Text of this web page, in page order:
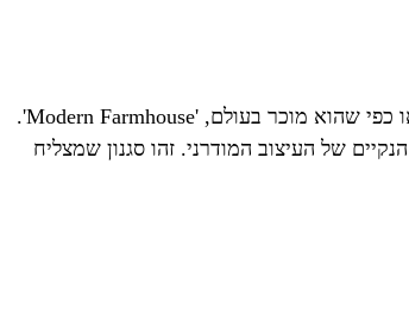
נעים להכיר, אני ליז זומר. בשנים האחרונות, אחד הסגנונות המבוקשים והאהובים ביותר בעולם עיצוב הפנים הוא ללא ספק הסגנון הכפרי המודרני, או כפי שהוא מוכר בעולם, 'Modern Farmhouse'.
של העיצוב המודרני. זהו סגנון שמצליח